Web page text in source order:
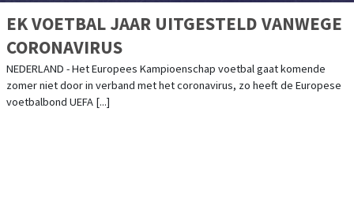
EK VOETBAL JAAR UITGESTELD VANWEGE
CORONAVIRUS
NEDERLAND - Het Europees Kampioenschap voetbal gaat komende
zomer niet door in verband met het coronavirus, zo heeft de Europese
voetbalbond UEFA [...]